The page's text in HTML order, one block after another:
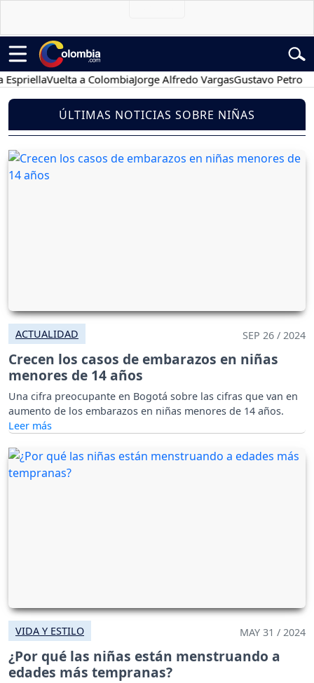
Vuelta a ColombiaJorge Alfredo VargasGustavo Petro
ÚLTIMAS NOTICIAS SOBRE NIÑAS
ACTUALIDAD SEP 26 / 2024
Crecen los casos de embarazos en niñas
menores de 14 años
Una cifra preocupante en Bogotá sobre las cifras que van en
aumento de los embarazos en niñas menores de 14 años.
VIDA Y ESTILO MAY 31 / 2024
¿Por qué las niñas están menstruando a
edades más tempranas?